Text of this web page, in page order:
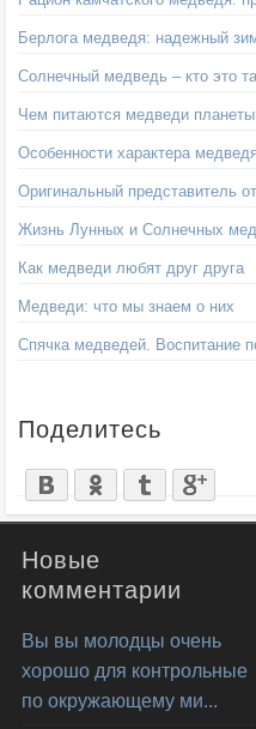
Берлога медведя: надежный
Солнечный медведь – кто это
Чем питаются медведи
Особенности характера
Оригинальный представитель
Жизнь Лунных и Солнечных
Как медведи любят друг друга
Медведи: что мы знаем о них
Спячка медведей. Воспитание
Поделитесь
Новые
комментарии
Вы вы молодцы очень
хорошо для контрольные
по окружающему ми...